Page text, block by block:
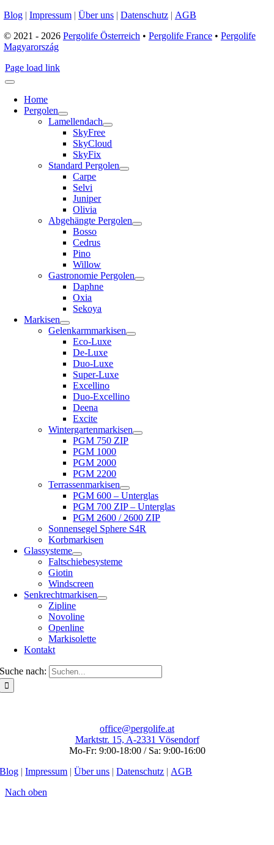
Blog | Impressum | Über uns | Datenschutz | AGB
© 2021 - 2026 Pergolife Österreich • Pergolife France• Pergolife
Magyarország
Page load link
Home
Pergolen
Lamellendach
SkyFree
SkyCloud
SkyFix
Standard Pergolen
Carpe
Selvi
Juniper
Olivia
Abgehängte Pergolen
Bosso
Cedrus
Pino
Willow
Gastronomie Pergolen
Daphne
Oxia
Sekoya
Markisen
Gelenkarmmarkisen
Eco-Luxe
De-Luxe
Duo-Luxe
Super-Luxe
Excellino
Duo-Excellino
Deena
Excite
Wintergartenmarkisen
PGM 750 ZIP
PGM 1000
PGM 2000
PGM 2200
Terrassenmarkisen
PGM 600 – Unterglas
PGM 700 ZIP – Unterglas
PGM 2600 / 2600 ZIP
Sonnensegel Sphere S4R
Korbmarkisen
Glassysteme
Faltschiebesysteme
Giotin
Windscreen
Senkrechtmarkisen
Zipline
Novoline
Openline
Markisolette
Kontakt
Suche nach:
office@pergolife.at
Marktstr. 15, A-2331 Vösendorf
Mo-Fr: 9:00-18:00 / Sa: 9:00-16:00
Blog | Impressum | Über uns | Datenschutz | AGB
Nach oben